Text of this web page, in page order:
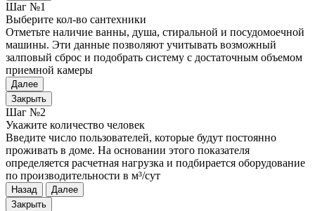
Шаг №1
Выберите кол-во сантехники
Отметьте наличие ванны, душа, стиральной и посудомоечной
машины. Эти данные позволяют учитывать возможный
залповый сброс и подобрать систему с достаточным объемом
приемной камеры
Далее
Закрыть
Шаг №2
Укажите количество человек
Введите число пользователей, которые будут постоянно
проживать в доме. На основании этого показателя
определяется расчетная нагрузка и подбирается оборудование
по производительности в м³/сут
Назад
Далее
Закрыть